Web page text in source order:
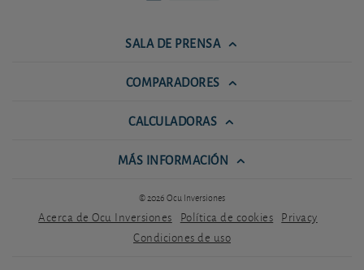
SALA DE PRENSA
COMPARADORES
CALCULADORAS
MÁS INFORMACIÓN
© 2026 Ocu Inversiones
Acerca de Ocu Inversiones Política de cookies Privacy
Condiciones de uso